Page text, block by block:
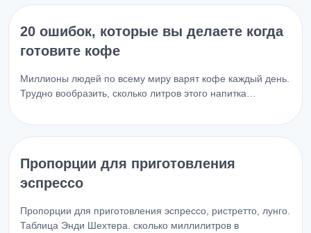
20 ошибок, которые вы делаете когда
готовите кофе
Миллионы людей по всему миру варят кофе каждый день.
Трудно вообразить, сколько литров этого напитка…
Пропорции для приготовления
эспрессо
Пропорции для приготовления эспрессо, ристретто, лунго.
Таблица Энди Шехтера. сколько миллилитров в